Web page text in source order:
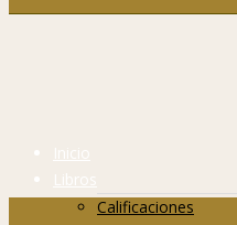
Inicio
Libros
Calificaciones